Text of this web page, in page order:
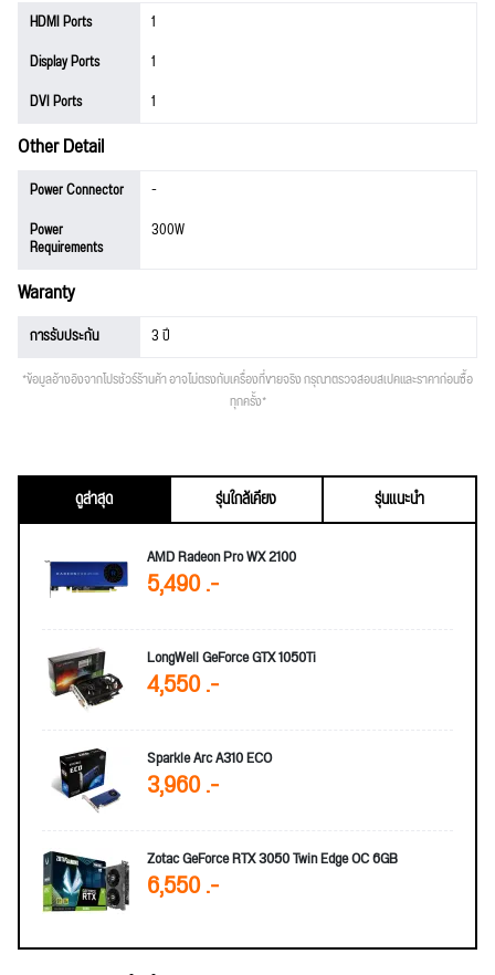
HDMI Ports
1
Display Ports
1
DVI Ports
1
Other Detail
Power Connector
-
Power
Requirements
300W
Waranty
การรับประกัน 3 ปี
*ข้อมูลอ้างอิงจากโปรชัวร์ร้านค้า อาจไม่ตรงกับเครื่องที่ขายจริง กรุณาตรวจสอบสเปคและราคาก่อนซื้อ
ทุกครั้ง*
ดูล่าสุด รุ่นใกล้เคียง
รุ่นแนะนำ
AMD Radeon Pro WX 2100
5,490 .-
LongWell GeForce GTX 1050Ti
4,550 .-
Sparkle Arc A310 ECO
3,960 .-
Zotac GeForce RTX 3050 Twin Edge OC 6GB
6,550 .-